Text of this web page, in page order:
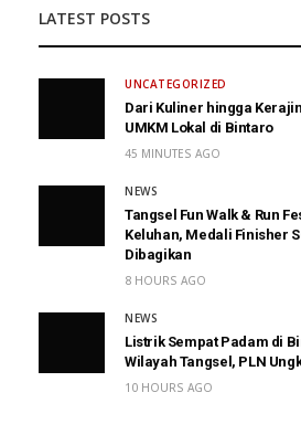
LATEST POSTS
UNCATEGORIZED
Dari Kuliner hingga
UMKM Lokal di Bintaro
45 MINUTES AGO
NEWS
Tangsel Fun Walk & Run
Keluhan, Medali Finisher
Dibagikan
8 HOURS AGO
NEWS
Listrik Sempat Padam di
Wilayah Tangsel, PLN
10 HOURS AGO